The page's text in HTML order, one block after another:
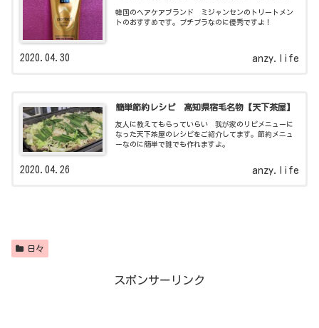
韓国のヘアケアブランド ミジャンセンのトリートメン
トのおすすめです。プチプラなのに優秀ですよ！
anzy.life
2020.04.30
簡単節約レシピ 高知県宿毛名物【天下茶屋】
友人に教えてもらっていらい 我が家のリピメニューに
なった天下茶屋のレシピをご紹介してます。節約メニュ
ーなのに簡単で誰でも作れますよ。
anzy.life
2020.04.26
日々
スポンサーリンク